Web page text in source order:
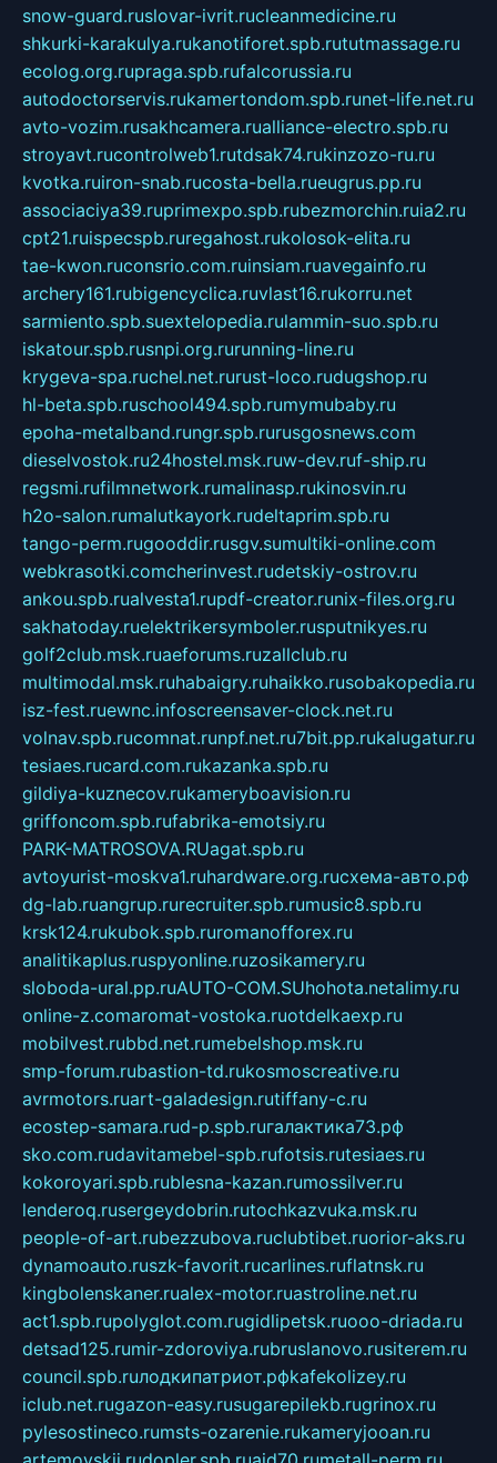
snow-guard.ruslovar-ivrit.rucleanmedicine.ru
shkurki-karakulya.rukanotiforet.spb.rututmassage.ru
ecolog.org.rupraga.spb.rufalcorussia.ru
autodoctorservis.rukamertondom.spb.runet-life.net.ru
avto-vozim.rusakhcamera.rualliance-electro.spb.ru
stroyavt.rucontrolweb1.rutdsak74.rukinzozo-ru.ru
kvotka.ruiron-snab.rucosta-bella.rueugrus.pp.ru
associaciya39.ruprimexpo.spb.rubezmorchin.ruia2.ru
cpt21.ruispecspb.ruregahost.rukolosok-elita.ru
tae-kwon.ruconsrio.com.ruinsiam.ruavegainfo.ru
archery161.rubigencyclica.ruvlast16.rukorru.net
sarmiento.spb.suextelopedia.rulammin-suo.spb.ru
iskatour.spb.rusnpi.org.rurunning-line.ru
krygeva-spa.ruchel.net.rurust-loco.rudugshop.ru
hl-beta.spb.ruschool494.spb.rumymubaby.ru
epoha-metalband.rungr.spb.rurusgosnews.com
dieselvostok.ru24hostel.msk.ruw-dev.ruf-ship.ru
regsmi.rufilmnetwork.rumalinasp.rukinosvin.ru
h2o-salon.rumalutkayork.rudeltaprim.spb.ru
tango-perm.rugooddir.rusgv.sumultiki-online.com
webkrasotki.comcherinvest.rudetskiy-ostrov.ru
ankou.spb.rualvesta1.rupdf-creator.runix-files.org.ru
sakhatoday.ruelektrikersymboler.rusputnikyes.ru
golf2club.msk.ruaeforums.ruzallclub.ru
multimodal.msk.ruhabaigry.ruhaikko.rusobakopedia.ru
isz-fest.ruewnc.infoscreensaver-clock.net.ru
volnav.spb.rucomnat.runpf.net.ru7bit.pp.rukalugatur.ru
tesiaes.rucard.com.rukazanka.spb.ru
gildiya-kuznecov.rukameryboavision.ru
griffoncom.spb.rufabrika-emotsiy.ru
PARK-MATROSOVA.RUagat.spb.ru
avtoyurist-moskva1.ruhardware.org.ruсхема-авто.рф
dg-lab.ruangrup.rurecruiter.spb.rumusic8.spb.ru
krsk124.rukubok.spb.ruromanofforex.ru
analitikaplus.ruspyonline.ruzosikamery.ru
sloboda-ural.pp.ruAUTO-COM.SUhohota.netalimy.ru
online-z.comaromat-vostoka.ruotdelkaexp.ru
mobilvest.rubbd.net.rumebelshop.msk.ru
smp-forum.rubastion-td.rukosmoscreative.ru
avrmotors.ruart-galadesign.rutiffany-c.ru
ecostep-samara.rud-p.spb.ruгалактика73.рф
sko.com.rudavitamebel-spb.rufotsis.rutesiaes.ru
kokoroyari.spb.rublesna-kazan.rumossilver.ru
lenderoq.rusergeydobrin.rutochkazvuka.msk.ru
people-of-art.rubezzubova.ruclubtibet.ruorior-aks.ru
dynamoauto.ruszk-favorit.rucarlines.ruflatnsk.ru
kingbolenskaner.rualex-motor.ruastroline.net.ru
act1.spb.rupolyglot.com.rugidlipetsk.ruooo-driada.ru
detsad125.rumir-zdoroviya.rubruslanovo.rusiterem.ru
council.spb.ruлодкипатриот.рфkafekolizey.ru
iclub.net.rugazon-easy.rusugarepilekb.rugrinox.ru
pylesostineco.rumsts-ozarenie.rukameryjooan.ru